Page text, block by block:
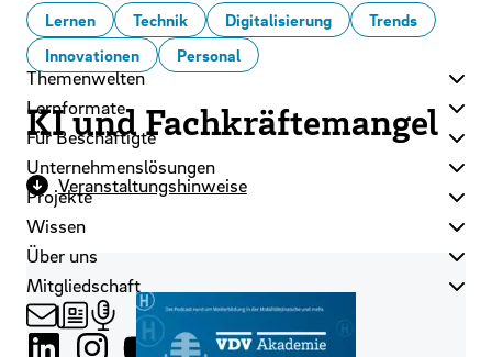
Themenwelten
Lernformate
Für Beschäftigte
Unternehmenslösungen
Projekte
Wissen
Über uns
Mitgliedschaft
Lernen Technik Digitalisierung
Trends
Innovationen
Personal
KI und Fachkräftemangel
Veranstaltungshinweise